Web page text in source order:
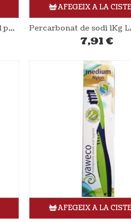
Guants re-utilitzables talla XL 1 parell LA DROGERIE ÉCOLOGIQUE
AFEGEIX A LA
7,91 €
AFEGEIX A LA